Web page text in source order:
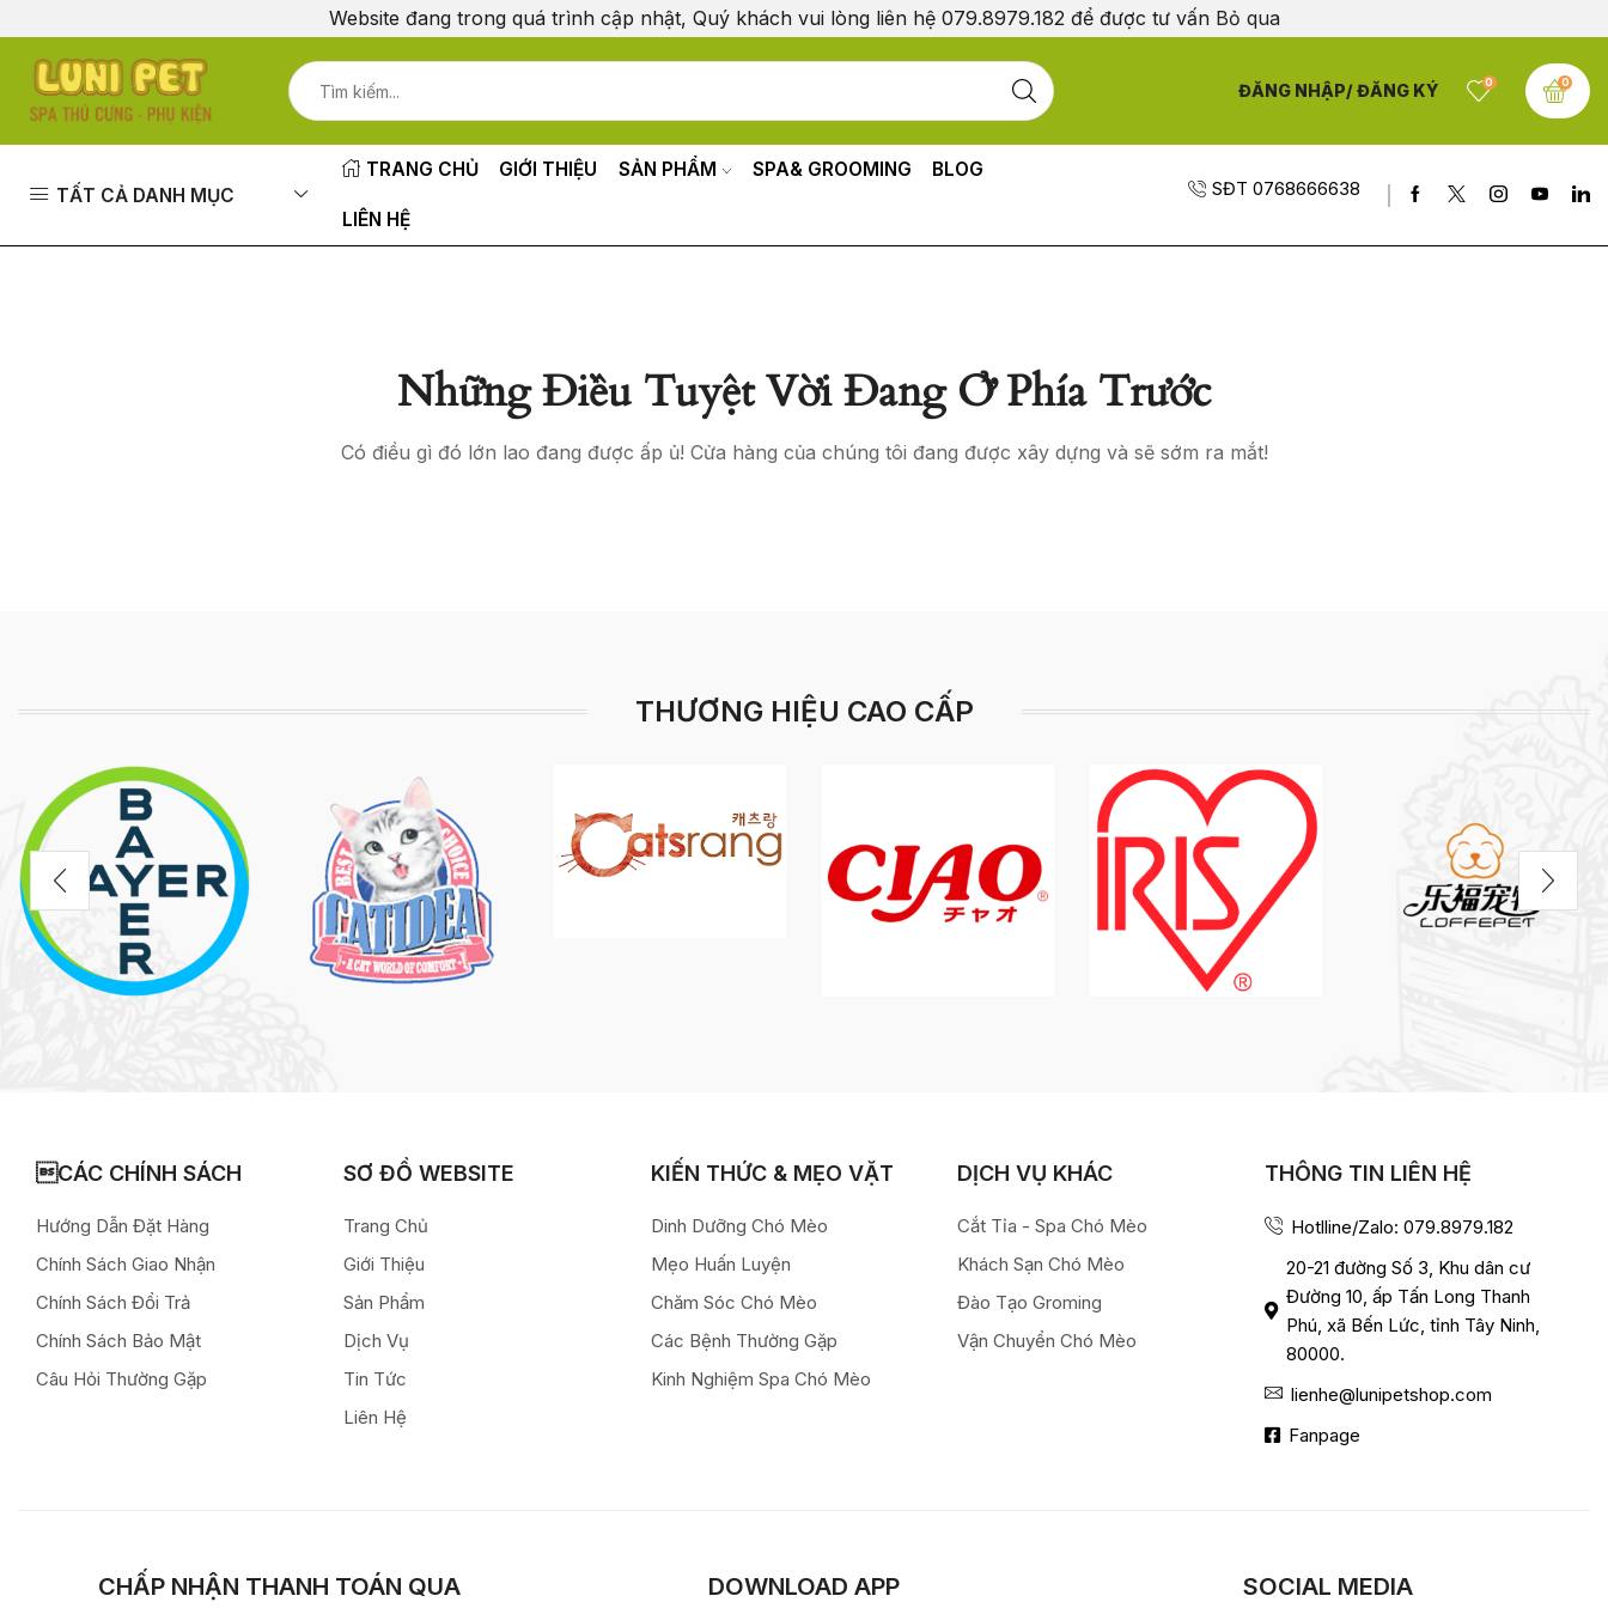
Website đang trong quá trình cập nhật, Quý khách vui lòng liên hệ 079.8979.182 để được tư vấn Bỏ qua
ĐĂNG NHẬP/ ĐĂNG KÝ 0 0
TẤT CẢ DANH MỤC
TRANG CHỦ GIỚI THIỆU SẢN PHẨM SPA& GROOMING BLOG
LIÊN HỆ
SĐT 0768666638
Những Điều Tuyệt Vời Đang Ở Phía Trước
Có điều gì đó lớn lao đang được ấp ủ! Cửa hàng của chúng tôi đang được xây dựng và sẽ sớm ra mắt!
THƯƠNG HIỆU CAO CẤP
CÁC CHÍNH SÁCH
Hướng Dẫn Đặt Hàng
Chính Sách Giao Nhận
Chính Sách Đổi Trả
Chính Sách Bảo Mật
Câu Hỏi Thường Gặp
SƠ ĐỒ WEBSITE
Trang Chủ
Giới Thiệu
Sản Phẩm
Dịch Vụ
Tin Tức
Liên Hệ
KIẾN THỨC & MẸO VẶT
Dinh Dưỡng Chó Mèo
Mẹo Huấn Luyện
Chăm Sóc Chó Mèo
Các Bệnh Thường Gặp
Kinh Nghiệm Spa Chó Mèo
DỊCH VỤ KHÁC
Cắt Tỉa - Spa Chó Mèo
Khách Sạn Chó Mèo
Đào Tạo Groming
Vận Chuyển Chó Mèo
THÔNG TIN LIÊN HỆ
Hotlline/Zalo: 079.8979.182
20-21 đường Số 3, Khu dân cư
Đường 10, ấp Tấn Long Thanh
Phú, xã Bến Lức, tỉnh Tây Ninh,
80000.
lienhe@lunipetshop.com
Fanpage
CHẤP NHẬN THANH TOÁN QUA DOWNLOAD APP SOCIAL MEDIA